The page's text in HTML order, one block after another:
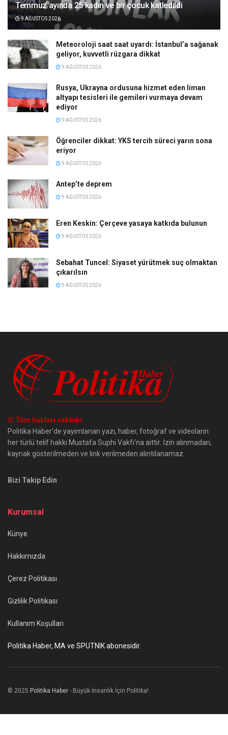
Temmuz ayında 25 kadın ve bir çocuk katledildi
9 AĞUSTOS 2026
Meteoroloji saat saat uyardı: İstanbul’a sağanak
geliyor, kuvvetli rüzgara dikkat
9 AĞUSTOS 2026
Rusya, Ukrayna ordusuna hizmet eden liman
altyapı tesisleri ile gemileri vurmaya devam
ediyor
9 AĞUSTOS 2026
Öğrenciler dikkat: YKS tercih süreci yarın sona
eriyor
9 AĞUSTOS 2026
Antep’te deprem
9 AĞUSTOS 2026
Eren Keskin: Çerçeve yasaya katkıda bulunun
9 AĞUSTOS 2026
Sebahat Tuncel: Siyaset yürütmek suç olmaktan
çıkarılsın
9 AĞUSTOS 2026
© Tüm hakları saklıdır
Politika Haber'de yayımlanan yazı, haber, fotoğraf ve videoların
her türlü telif hakkı Mustafa Suphi Vakfı'na aittir. İzin alınmadan,
kaynak gösterilmeden ve link verilmeden alıntılanamaz.
Bizi Takip Edin
Kurumsal
Künye
Hakkımızda
Çerez Politikası
Gizlilik Politikası
Kullanım Koşulları
Politika Haber, MA ve SPUTNIK abonesidir.
© 2025 Politika Haber - Büyük İnsanlık İçin Politika!